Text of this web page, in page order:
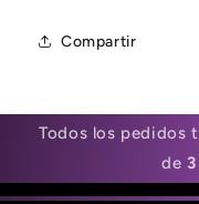
Compartir
Todos los pedidos
de